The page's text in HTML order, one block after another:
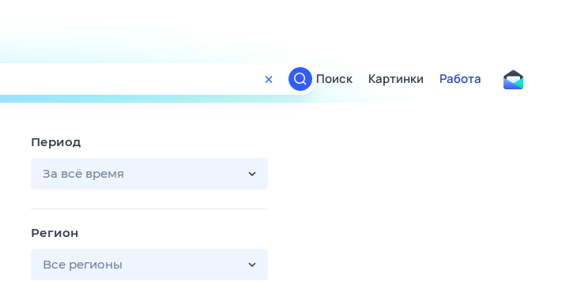
Поиск
ТВ-программа
Поиск Картинки Работа
Период
За всё время
Регион
Все регионы